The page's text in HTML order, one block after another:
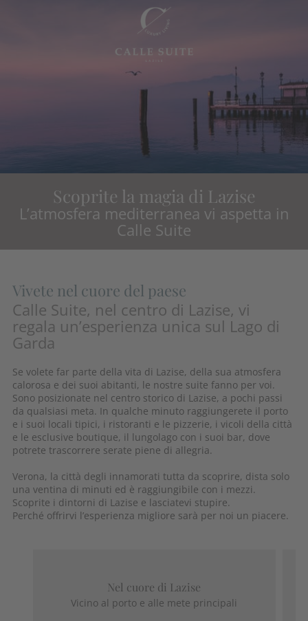
Scoprite la magia di Lazise
L’atmosfera mediterranea vi aspetta in
Calle Suite
Vivete nel cuore del paese
Calle Suite, nel centro di Lazise, vi
regala un’esperienza unica sul Lago di
Garda
Se volete far parte della vita di Lazise, della sua atmosfera
calorosa e dei suoi abitanti, le nostre suite fanno per voi.
Sono posizionate nel centro storico di Lazise, a pochi passi
da qualsiasi meta. In qualche minuto raggiungerete il porto
e i suoi locali tipici, i ristoranti e le pizzerie, i vicoli della città
e le esclusive boutique, il lungolago con i suoi bar, dove
potrete trascorrere serate piene di allegria.
Verona, la città degli innamorati tutta da scoprire, dista solo
una ventina di minuti ed è raggiungibile con i mezzi.
Scoprite i dintorni di Lazise e lasciatevi stupire.
Perché offrirvi l’esperienza migliore sarà per noi un piacere.
Nel cuore di Lazise
Vicino al porto e alle mete principali